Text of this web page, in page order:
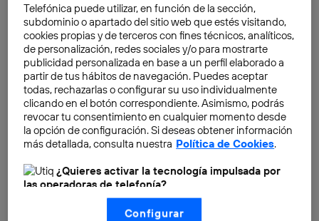
Telefónica puede utilizar, en función de la sección,
subdominio o apartado del sitio web que estés visitando,
cookies propias y de terceros con fines técnicos, analíticos,
de personalización, redes sociales y/o para mostrarte
publicidad personalizada en base a un perfil elaborado a
partir de tus hábitos de navegación. Puedes aceptar
todas, rechazarlas o configurar su uso individualmente
clicando en el botón correspondiente. Asimismo, podrás
revocar tu consentimiento en cualquier momento desde
la opción de configuración. Si deseas obtener información
más detallada, consulta nuestra Política de Cookies.
¿Quieres activar la tecnología impulsada por
las operadoras de telefonía?
Nosotros, Telefónica S.A., utilizamos la tecnología Utiq para
realizar nuestras acciones de marketing digital o análisis
Configurar